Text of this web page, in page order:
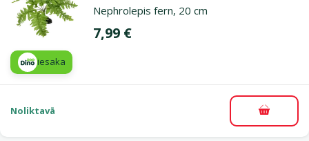
Nephrolepis fern, 20 cm
Cena
7,99 €
iesaka
Noliktavā